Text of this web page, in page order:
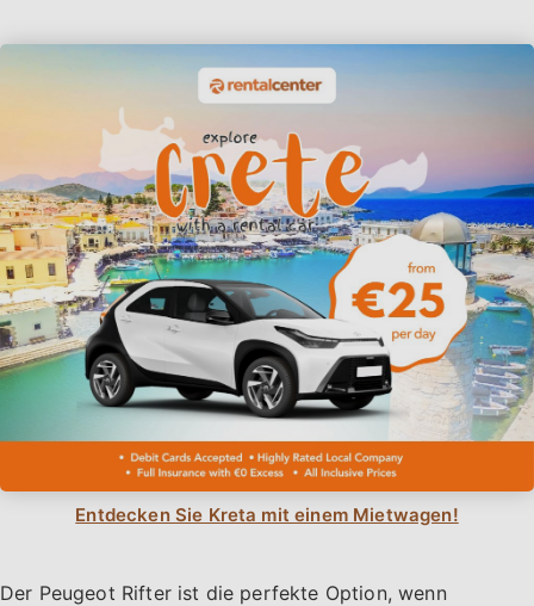
Entdecken Sie Kreta mit einem Mietwagen!
Der Peugeot Rifter ist die perfekte Option, wenn